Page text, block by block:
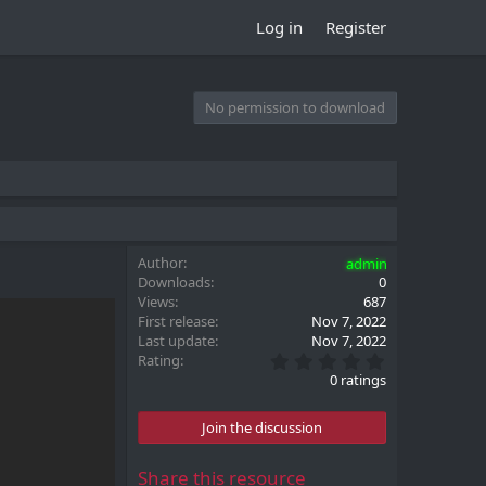
Log in Register
No permission to download
Author
admin
Downloads
0
Views
687
First release
Nov 7, 2022
Last update
Nov 7, 2022
Rating
.
0
t
0 ratings
Join the discussion
Share this resource